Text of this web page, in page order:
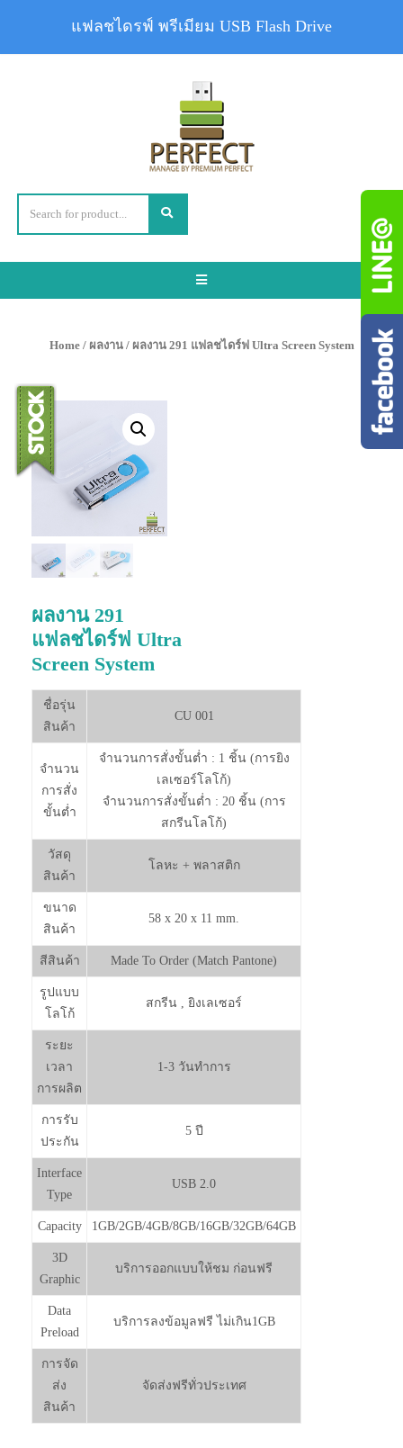
Toggle
Home/ ผลงาน/ ผลงาน 291 แฟลชไดร์ฟ Ultra Screen System
ผลงาน 291
แฟลชไดร์ฟ Ultra
Screen System
ชื่อรุ่น
สินค้า
CU 001
จำนวน
การสั่ง
ขั้นต่ำ
จำนวนการสั่งขั้นต่ำ : 1 ชิ้น (การยิง
เลเซอร์โลโก้)
จำนวนการสั่งขั้นต่ำ : 20 ชิ้น (การ
สกรีนโลโก้)
วัสดุ
สินค้า
โลหะ + พลาสติก
ขนาด
สินค้า
58 x 20 x 11 mm.
สีสินค้า Made To Order (Match Pantone)
รูปแบบ
โลโก้
สกรีน , ยิงเลเซอร์
ระยะ
เวลา
การผลิต
1-3 วันทำการ
การรับ
ประกัน
5 ปี
Interface
Type
USB 2.0
Capacity 1GB/2GB/4GB/8GB/16GB/32GB/64GB
3D
Graphic
บริการออกแบบให้ชม ก่อนฟรี
Data
Preload
บริการลงข้อมูลฟรี ไม่เกิน1GB
การจัด
ส่ง
สินค้า
จัดส่งฟรีทั่วประเทศ
แฟลชไดรฟ์ พรีเมียม USB Flash Drive